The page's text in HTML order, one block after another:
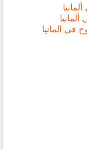
في المانيا